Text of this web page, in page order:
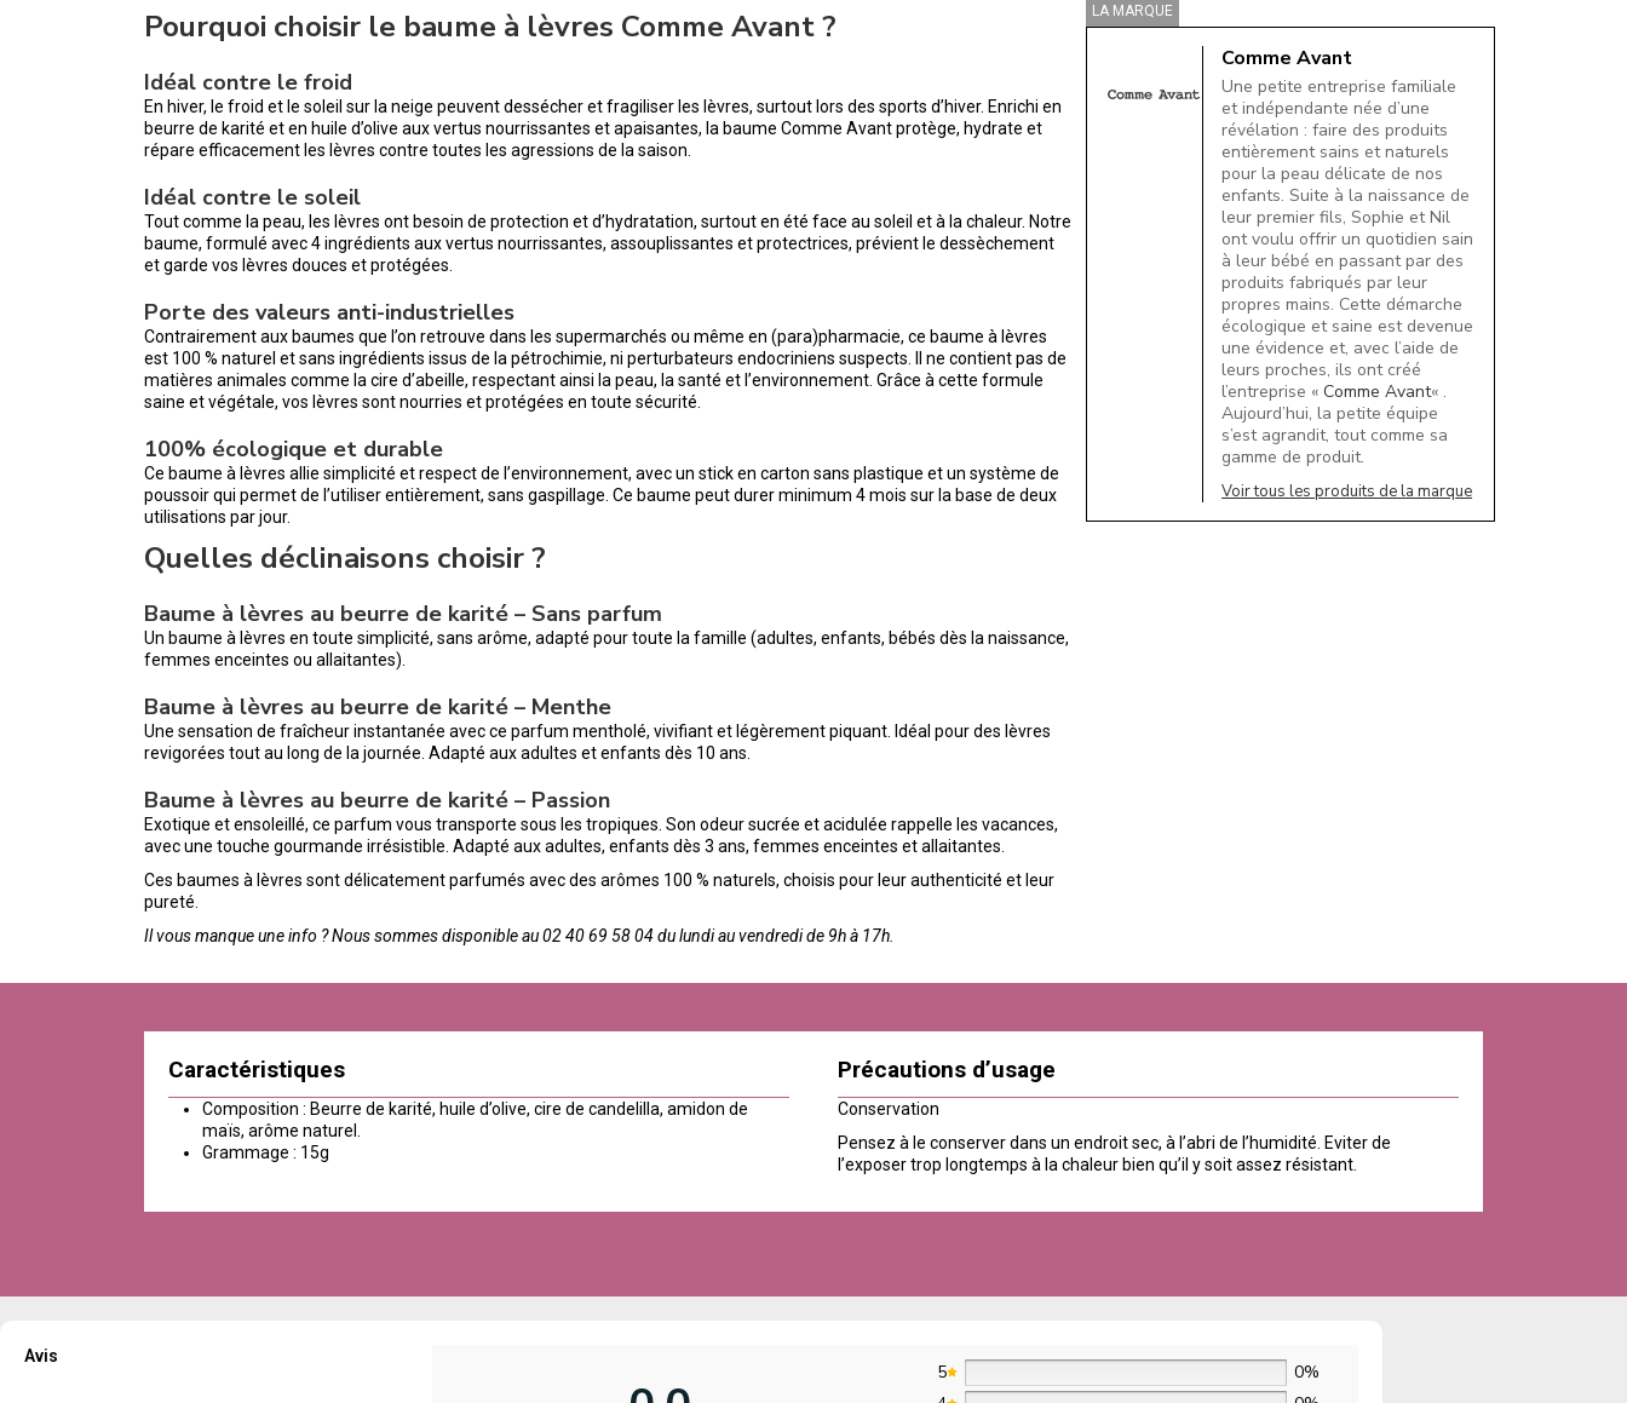
Pourquoi choisir le baume à lèvres Comme Avant ?
Idéal contre le froid
En hiver, le froid et le soleil sur la neige peuvent dessécher et fragiliser les lèvres, surtout lors des sports d’hiver. Enrichi en
beurre de karité et en huile d’olive aux vertus nourrissantes et apaisantes, la baume Comme Avant protège, hydrate et
répare efficacement les lèvres contre toutes les agressions de la saison.
Idéal contre le soleil
Tout comme la peau, les lèvres ont besoin de protection et d’hydratation, surtout en été face au soleil et à la chaleur. Notre
baume, formulé avec 4 ingrédients aux vertus nourrissantes, assouplissantes et protectrices, prévient le dessèchement
et garde vos lèvres douces et protégées.
Porte des valeurs anti-industrielles
Contrairement aux baumes que l’on retrouve dans les supermarchés ou même en (para)pharmacie, ce baume à lèvres
est 100 % naturel et sans ingrédients issus de la pétrochimie, ni perturbateurs endocriniens suspects. Il ne contient pas de
matières animales comme la cire d’abeille, respectant ainsi la peau, la santé et l’environnement. Grâce à cette formule
saine et végétale, vos lèvres sont nourries et protégées en toute sécurité.
100% écologique et durable
Ce baume à lèvres allie simplicité et respect de l’environnement, avec un stick en carton sans plastique et un système de
poussoir qui permet de l’utiliser entièrement, sans gaspillage. Ce baume peut durer minimum 4 mois sur la base de deux
utilisations par jour.
Quelles déclinaisons choisir ?
Baume à lèvres au beurre de karité – Sans parfum
Un baume à lèvres en toute simplicité, sans arôme, adapté pour toute la famille (adultes, enfants, bébés dès la naissance,
femmes enceintes ou allaitantes).
Baume à lèvres au beurre de karité – Menthe
Une sensation de fraîcheur instantanée avec ce parfum mentholé, vivifiant et légèrement piquant. Idéal pour des lèvres
revigorées tout au long de la journée. Adapté aux adultes et enfants dès 10 ans.
Baume à lèvres au beurre de karité – Passion
Exotique et ensoleillé, ce parfum vous transporte sous les tropiques. Son odeur sucrée et acidulée rappelle les vacances,
avec une touche gourmande irrésistible. Adapté aux adultes, enfants dès 3 ans, femmes enceintes et allaitantes.
Ces baumes à lèvres sont délicatement parfumés avec des arômes 100 % naturels, choisis pour leur authenticité et leur
pureté.
Il vous manque une info ? Nous sommes disponible au 02 40 69 58 04 du lundi au vendredi de 9h à 17h.
LA MARQUE
Comme Avant
Une petite entreprise familiale
et indépendante née d’une
révélation : faire des produits
entièrement sains et naturels
pour la peau délicate de nos
enfants. Suite à la naissance de
leur premier fils, Sophie et Nil
ont voulu offrir un quotidien sain
à leur bébé en passant par des
produits fabriqués par leur
propres mains. Cette démarche
écologique et saine est devenue
une évidence et, avec l’aide de
leurs proches, ils ont créé
l’entreprise «Comme Avant« .
Aujourd’hui, la petite équipe
s’est agrandit, tout comme sa
gamme de produit.
Voir tous les produits de la marque
Caractéristiques
Composition : Beurre de karité, huile d’olive, cire de candelilla, amidon de
maïs, arôme naturel.
Grammage : 15g
Précautions d’usage
Conservation
Pensez à le conserver dans un endroit sec, à l’abri de l’humidité. Eviter de
l’exposer trop longtemps à la chaleur bien qu’il y soit assez résistant.
Avis
5
0%